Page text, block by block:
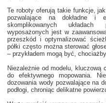
Te roboty oferują takie funkcje,
pozwalające na dokładne i
skomplikowanych
wyposażonych jest w
przeszkód i optymalizować
półki często można sterować
– przykładem mogą być, chociażby
Niezależnie od modelu, kluczową
do efektywnego mopowania.
dozowania wody pozwalające na
podłogi, chroniąc delikatne